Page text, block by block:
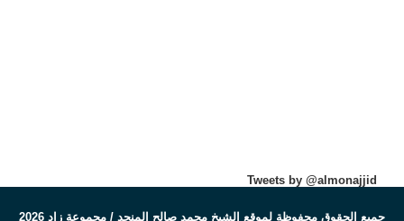
Tweets by @almonajjid
جميع الحقوق محفوظة لموقع الشيخ محمد صالح المنجد / مجموعة زاد 2026